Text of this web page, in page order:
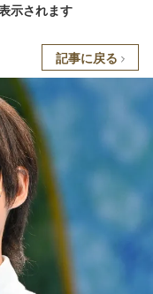
示されます
記事に戻る